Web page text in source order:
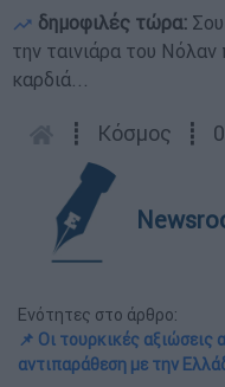
δημοφιλές τώρα:
την ταινιάρα του
καρδιά...
┋ Κόσμος ┋
Ενότητες στο άρθρο:
📌 Οι τουρκικές
αντιπαράθεση με την